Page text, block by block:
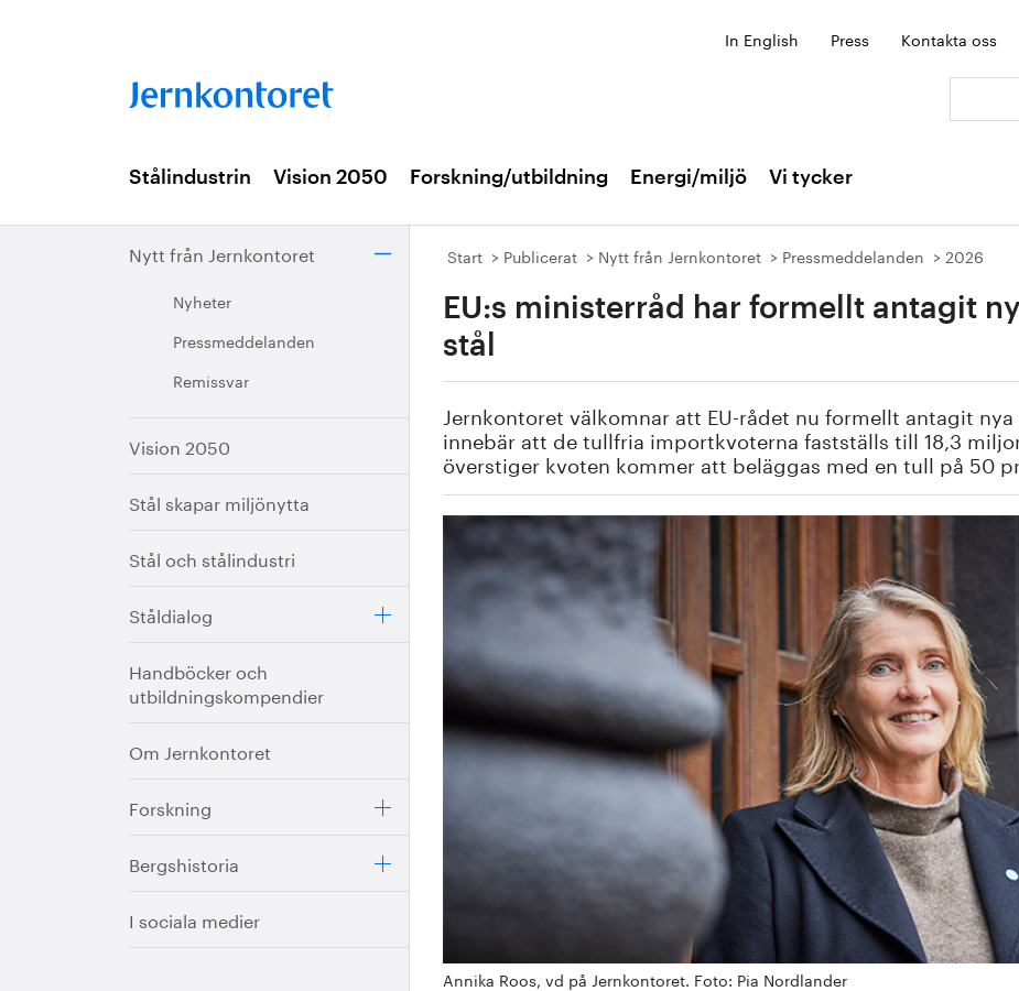
In English Press Kontakta oss
Stålindustrin Vision 2050 Forskning/utbildning Energi/miljö Vi tycker
Nytt från Jernkontoret
Nyheter
Pressmeddelanden
Remissvar
Vision 2050
Stål skapar miljönytta
Stål och stålindustri
Ståldialog
Handböcker och
utbildningskompendier
Om Jernkontoret
Forskning
Bergshistoria
I sociala medier
Start Publicerat Nytt från Jernkontoret Pressmeddelanden 2026
EU:s ministerråd har formellt antagit
stål
Jernkontoret välkomnar att EU-rådet nu formellt antagit
innebär att de tullfria importkvoterna fastställs till 18,3
överstiger kvoten kommer att beläggas med en tull på 50
Annika Roos, vd på Jernkontoret. Foto: Pia Nordlander